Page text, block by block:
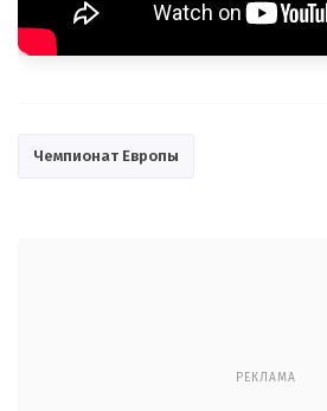
Чемпионат Европы
РЕКЛАМА